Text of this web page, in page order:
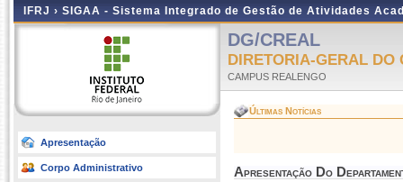
IFRJ › SIGAA - Sistema Integrado de Gestão de Atividades
Apresentação
Corpo Administrativo
DG/CREAL
DIRETORIA-GERAL DO
CAMPUS REALENGO
Últimas Notícias
Apresentação Do